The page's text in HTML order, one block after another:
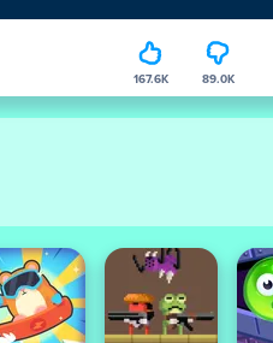
167.6K 89.0K